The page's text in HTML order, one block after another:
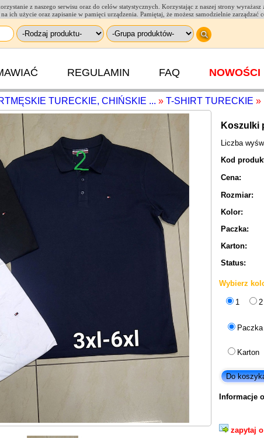
z naszego serwisu oraz do celów statystycznych. Korzystając z naszej strony
ich użycie oraz zapisanie w pamięci urządzenia. Pamiętaj, że możesz samodzielnie zarządzać
(+48)
REGULAMIN FAQ NOWOŚCI
TURECKIE, CHIŃSKIE ... » T-SHIRT TURECKIE »
Koszulki
Liczba
Kod
Cena:
Rozmiar:
Kolor:
Paczka:
Karton:
Status:
Wybierz
1 2
Paczka
Karton
Informacje
zapytaj